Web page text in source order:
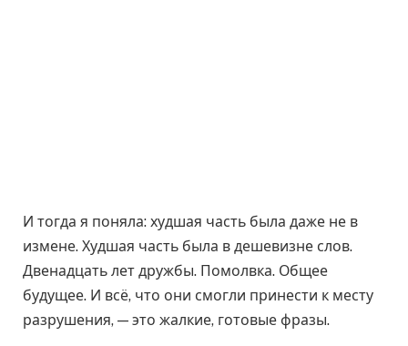
И тогда я поняла: худшая часть была даже не в
измене. Худшая часть была в дешевизне слов.
Двенадцать лет дружбы. Помолвка. Общее
будущее. И всё, что они смогли принести к месту
разрушения, — это жалкие, готовые фразы.